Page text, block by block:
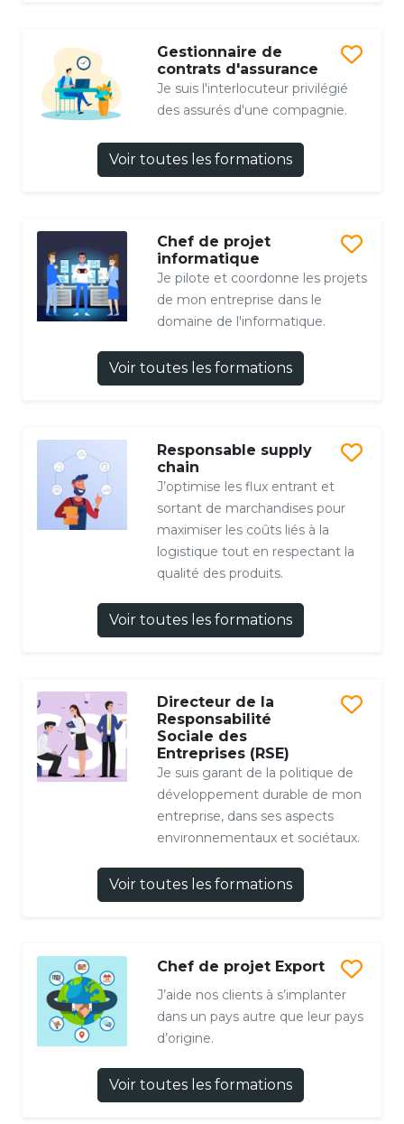
Gestionnaire de
contrats d'assurance
Je suis l'interlocuteur privilégié
des assurés d'une compagnie.
Voir toutes les formations
Chef de projet
informatique
Je pilote et coordonne les projets
de mon entreprise dans le
domaine de l'informatique.
Voir toutes les formations
Responsable supply
chain
J’optimise les flux entrant et
sortant de marchandises pour
maximiser les coûts liés à la
logistique tout en respectant la
qualité des produits.
Voir toutes les formations
Directeur de la
Responsabilité
Sociale des
Entreprises (RSE)
Je suis garant de la politique de
développement durable de mon
entreprise, dans ses aspects
environnementaux et sociétaux.
Voir toutes les formations
Chef de projet Export
J’aide nos clients à s’implanter
dans un pays autre que leur pays
d’origine.
Voir toutes les formations